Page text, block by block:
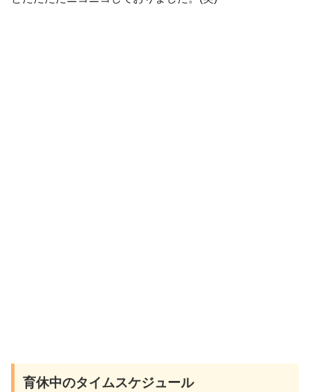
育休中のタイムスケジュール